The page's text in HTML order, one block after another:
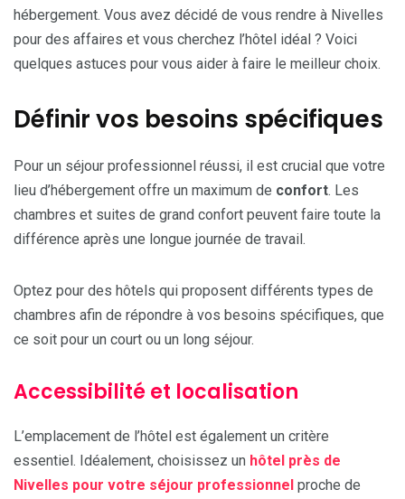
hébergement. Vous avez décidé de vous rendre à Nivelles
pour des affaires et vous cherchez l’hôtel idéal ? Voici
quelques astuces pour vous aider à faire le meilleur choix.
Définir vos besoins spécifiques
Pour un séjour professionnel réussi, il est crucial que votre
lieu d’hébergement offre un maximum de confort. Les
chambres et suites de grand confort peuvent faire toute la
différence après une longue journée de travail.
Optez pour des hôtels qui proposent différents types de
chambres afin de répondre à vos besoins spécifiques, que
ce soit pour un court ou un long séjour.
Accessibilité et localisation
L’emplacement de l’hôtel est également un critère
essentiel. Idéalement, choisissez un hôtel près de
Nivelles pour votre séjour professionnel proche de